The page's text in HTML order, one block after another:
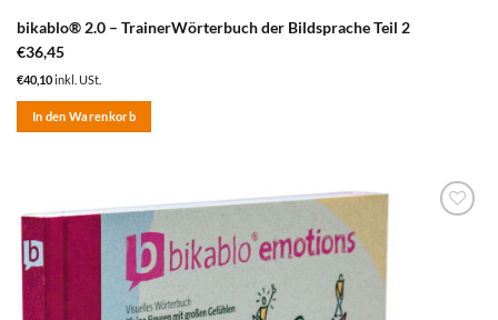
bikablo® 2.0 – TrainerWörterbuch der Bildsprache Teil 2
€36,45
€40,10inkl. USt.
In den Warenkorb